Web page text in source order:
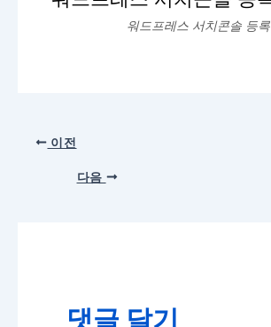
워드프레스 서치콘솔 등록
이전
다음
댓글 달기